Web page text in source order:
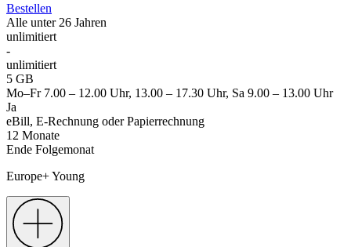
Bestellen
Alle unter 26 Jahren
unlimitiert
-
unlimitiert
5 GB
Mo–Fr 7.00 – 12.00 Uhr, 13.00 – 17.30 Uhr, Sa 9.00 – 13.00 Uhr
Ja
eBill, E-Rechnung oder Papierrechnung
12 Monate
Ende Folgemonat
Europe+ Young